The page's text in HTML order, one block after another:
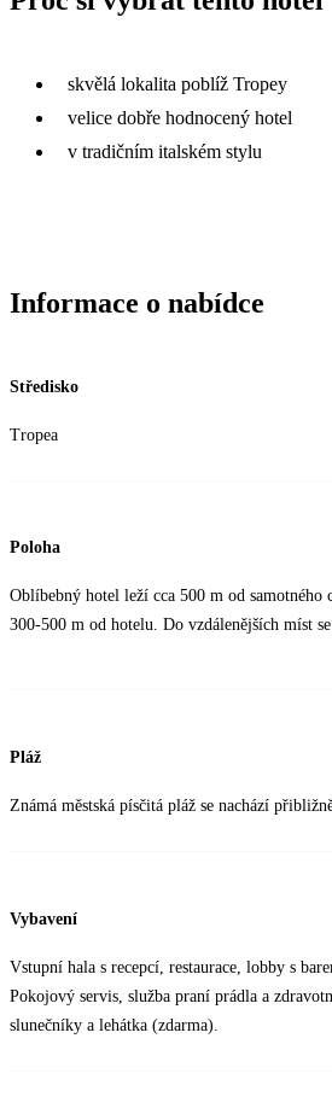
skvělá lokalita poblíž Tropey
velice dobře hodnocený hotel
v tradičním italském stylu
Informace o nabídce
Středisko
Tropea
Poloha
Oblíbebný hotel leží cca 500 m od samotného
300-500 m od hotelu. Do vzdálenějších míst
Pláž
Známá městská písčitá pláž se nachází
Vybavení
Vstupní hala s recepcí, restaurace, lobby s
Pokojový servis, služba praní prádla a
slunečníky a lehátka (zdarma).